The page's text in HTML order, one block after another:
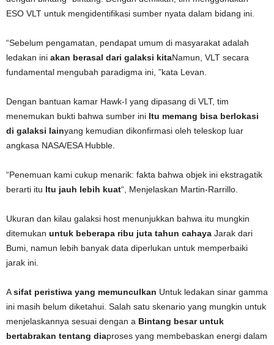
ESO VLT untuk mengidentifikasi sumber nyata dalam bidang ini.
“Sebelum pengamatan, pendapat umum di masyarakat adalah
ledakan ini akan berasal dari galaksi kitaNamun, VLT secara
fundamental mengubah paradigma ini, ”kata Levan.
Dengan bantuan kamar Hawk-I yang dipasang di VLT, tim
menemukan bukti bahwa sumber ini Itu memang bisa berlokasi
di galaksi lainyang kemudian dikonfirmasi oleh teleskop luar
angkasa NASA/ESA Hubble.
“Penemuan kami cukup menarik: fakta bahwa objek ini ekstragatik
berarti itu Itu jauh lebih kuat“, Menjelaskan Martin-Rarrillo.
Ukuran dan kilau galaksi host menunjukkan bahwa itu mungkin
ditemukan untuk beberapa ribu juta tahun cahaya Jarak dari
Bumi, namun lebih banyak data diperlukan untuk memperbaiki
jarak ini.
Asifat peristiwa yang memunculkan Untuk ledakan sinar gamma
ini masih belum diketahui. Salah satu skenario yang mungkin untuk
menjelaskannya sesuai dengan a Bintang besar untuk
bertabrakan tentang diaproses yang membebaskan energi dalam